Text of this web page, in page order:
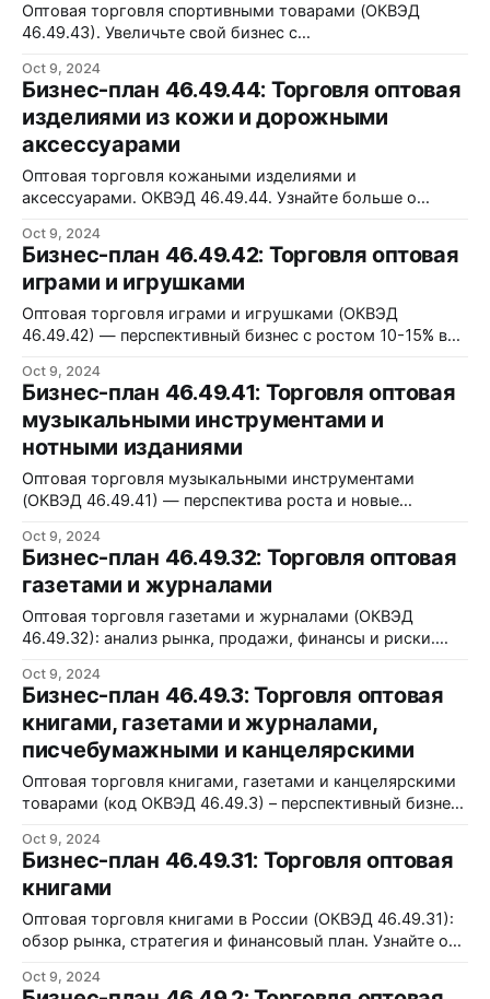
Оптовая торговля спортивными товарами (ОКВЭД
46.49.43). Увеличьте свой бизнес с
аксессуары.
Oct 9, 2024
Бизнес-план 46.49.44: Торговля оптовая
изделиями из кожи и дорожными
аксессуарами
Оптовая торговля кожаными изделиями и
аксессуарами. ОКВЭД 46.49.44. Узнайте больше о
Oct 9, 2024
Бизнес-план 46.49.42: Торговля оптовая
играми и игрушками
Оптовая торговля играми и игрушками (ОКВЭД
46.49.42) — перспективный бизнес с ростом 10-15% в
Oct 9, 2024
Бизнес-план 46.49.41: Торговля оптовая
музыкальными инструментами и
нотными изданиями
Оптовая торговля музыкальными инструментами
(ОКВЭД 46.49.41) — перспектива роста и новые
Oct 9, 2024
Бизнес-план 46.49.32: Торговля оптовая
газетами и журналами
Оптовая торговля газетами и журналами (ОКВЭД
46.49.32): анализ рынка, продажи, финансы и риски.
Oct 9, 2024
Бизнес-план 46.49.3: Торговля оптовая
книгами, газетами и журналами,
писчебумажными и канцелярскими
Оптовая торговля книгами, газетами и канцелярскими
товарами (код ОКВЭД 46.49.3) – перспективный бизнес
Oct 9, 2024
Бизнес-план 46.49.31: Торговля оптовая
книгами
Оптовая торговля книгами в России (ОКВЭД 46.49.31):
обзор рынка, стратегия и финансовый план. Узнайте о
Oct 9, 2024